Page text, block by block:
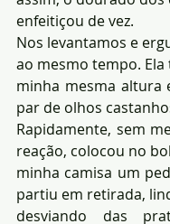
enfeitiçou de vez.
Nos levantamos e
ao mesmo tempo. Ela
minha mesma altura
par de olhos
Rapidamente, sem
reação, colocou no
minha camisa um
partiu em retirada,
desviando das